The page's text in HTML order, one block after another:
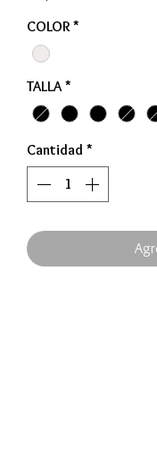
COLOR *
TALLA *
Cantidad *